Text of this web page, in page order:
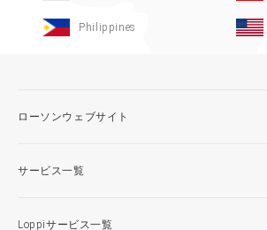
Philippines
ローソンウェブサイト
サービス一覧
Loppiサービス一覧